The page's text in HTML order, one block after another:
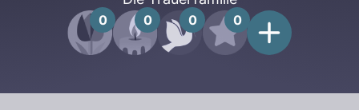
0 0 0 0